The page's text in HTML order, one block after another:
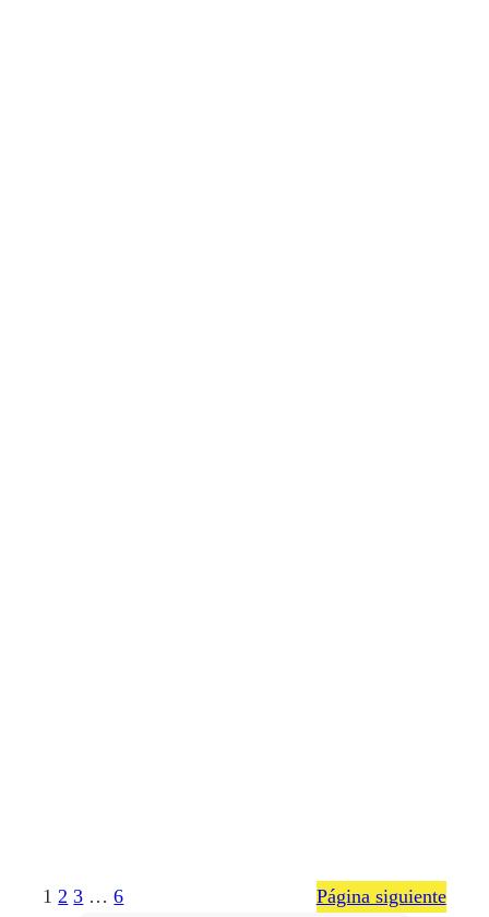
1 2 3 … 6 Página siguiente